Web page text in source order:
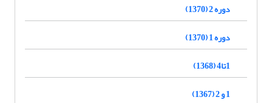
دوره 2 (1370)
دوره 1 (1370)
1تا4 (1368)
1 و 2 (1367)